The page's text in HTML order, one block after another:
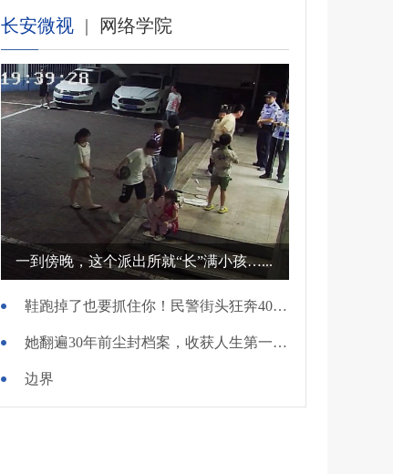
长安微视 | 网络学院
一到傍晚，这个派出所就“长”满小孩…...
鞋跑掉了也要抓住你！民警街头狂奔400米擒贼
她翻遍30年前尘封档案，收获人生第一面锦旗
边界